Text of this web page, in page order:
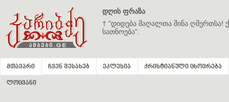
დღის ფრაზა
† "დიდება მაღალთა შინა ღმერთსა!
სათნოება".
მთავარი ჩვენ შესახებ ეკლესია ქრისტიანული ცხოვრება
ლოცვანი